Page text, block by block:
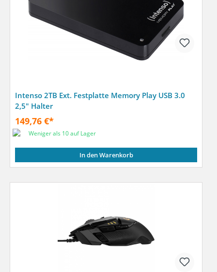
Intenso 2TB Ext. Festplatte Memory Play USB 3.0
2,5" Halter
149,76 €*
Weniger als 10 auf Lager
In den Warenkorb